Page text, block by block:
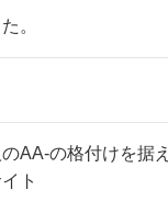
。
AA-の格付けを据
ト